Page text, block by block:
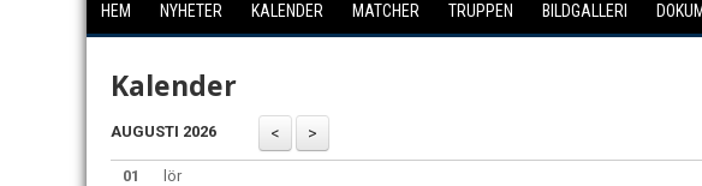
HEM NYHETER KALENDER MATCHER TRUPPEN BILDGALLERI
Kalender
AUGUSTI 2026
01
lör